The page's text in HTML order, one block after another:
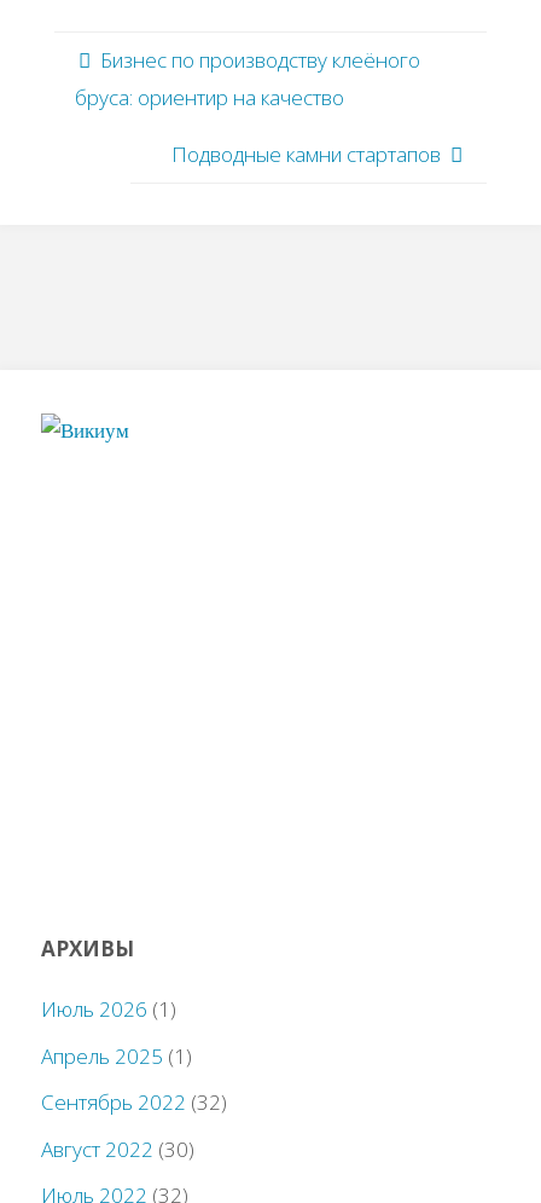
Бизнес по производству клеёного
бруса: ориентир на качество
Подводные камни стартапов
АРХИВЫ
Июль 2026 (1)
Апрель 2025 (1)
Сентябрь 2022 (32)
Август 2022 (30)
Июль 2022 (32)